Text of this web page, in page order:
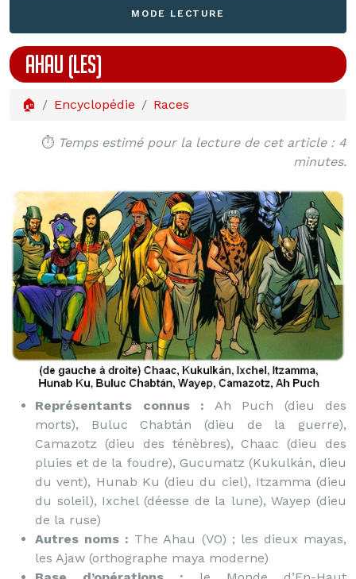
MODE LECTURE
AHAU (LES)
🏠 Encyclopédie Races
⏱️ Temps estimé pour la lecture de cet article : 4
minutes.
Représentants connus : Ah Puch (dieu des
morts), Buluc Chabtán (dieu de la guerre),
Camazotz (dieu des ténèbres), Chaac (dieu des
pluies et de la foudre), Gucumatz (Kukulkán, dieu
du vent), Hunab Ku (dieu du ciel), Itzamma (dieu
du soleil), Ixchel (déesse de la lune), Wayep (dieu
de la ruse)
Autres noms : The Ahau (VO) ; les dieux mayas,
les Ajaw (orthographe maya moderne)